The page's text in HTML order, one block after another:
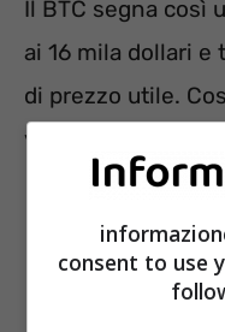
Il BTC segna così
ai 16 mila dollari
di prezzo utile.
valore del Bitcoin?
consent to use